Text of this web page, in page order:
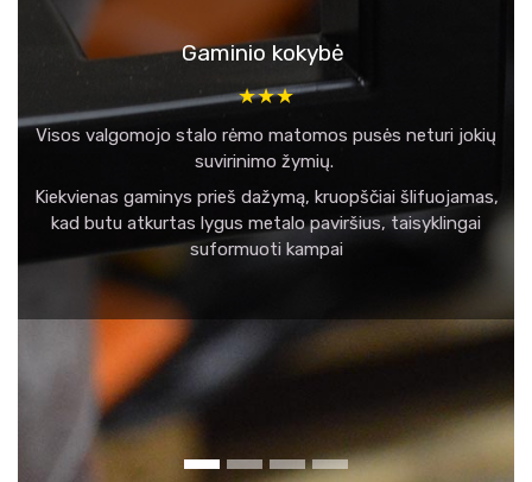
Gaminio kokybė
★★★
Visos valgomojo stalo rėmo matomos pusės neturi jokių
suvirinimo žymių.
Kiekvienas gaminys prieš dažymą, kruopščiai šlifuojamas,
kad butu atkurtas lygus metalo paviršius, taisyklingai
suformuoti kampai